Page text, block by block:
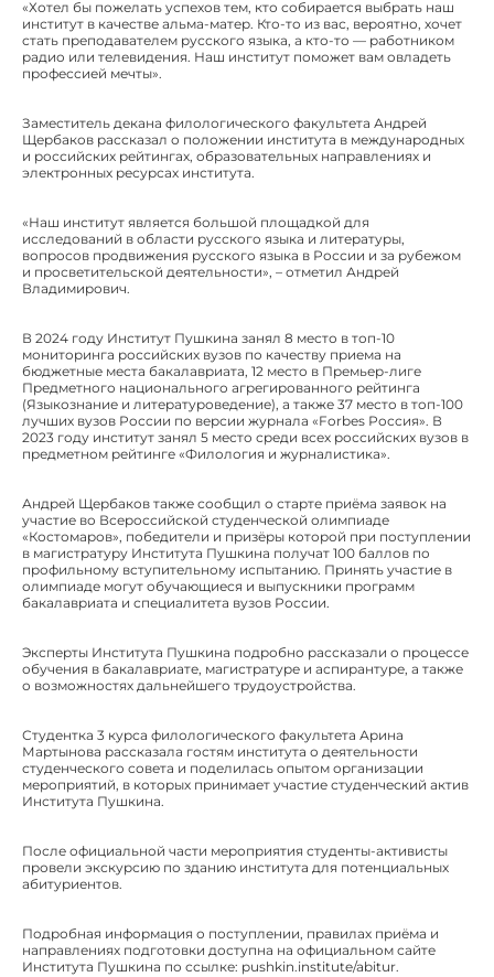
«Хотел бы пожелать успехов тем, кто собирается выбрать наш
институт в качестве альма-матер. Кто-то из вас, вероятно, хочет
стать преподавателем русского языка, а кто-то — работником
радио или телевидения. Наш институт поможет вам овладеть
профессией мечты».
Заместитель декана филологического факультета Андрей
Щербаков рассказал о положении института в международных
и российских рейтингах, образовательных направлениях и
электронных ресурсах института.
«Наш институт является большой площадкой для
исследований в области русского языка и литературы,
вопросов продвижения русского языка в России и за рубежом
и просветительской деятельности», – отметил Андрей
Владимирович.
В 2024 году Институт Пушкина занял 8 место в топ-10
мониторинга российских вузов по качеству приема на
бюджетные места бакалавриата, 12 место в Премьер-лиге
Предметного национального агрегированного рейтинга
(Языкознание и литературоведение), а также 37 место в топ-100
лучших вузов России по версии журнала «Forbes Россия». В
2023 году институт занял 5 место среди всех российских вузов в
предметном рейтинге «Филология и журналистика».
Андрей Щербаков также сообщил о старте приёма заявок на
участие во Всероссийской студенческой олимпиаде
«Костомаров», победители и призёры которой при поступлении
в магистратуру Института Пушкина получат 100 баллов по
профильному вступительному испытанию. Принять участие в
олимпиаде могут обучающиеся и выпускники программ
бакалавриата и специалитета вузов России.
Эксперты Института Пушкина подробно рассказали о процессе
обучения в бакалавриате, магистратуре и аспирантуре, а также
о возможностях дальнейшего трудоустройства.
Студентка 3 курса филологического факультета Арина
Мартынова рассказала гостям института о деятельности
студенческого совета и поделилась опытом организации
мероприятий, в которых принимает участие студенческий актив
Института Пушкина.
После официальной части мероприятия студенты-активисты
провели экскурсию по зданию института для потенциальных
абитуриентов.
Подробная информация о поступлении, правилах приёма и
направлениях подготовки доступна на официальном сайте
Института Пушкина по ссылке: pushkin.institute/abitur.